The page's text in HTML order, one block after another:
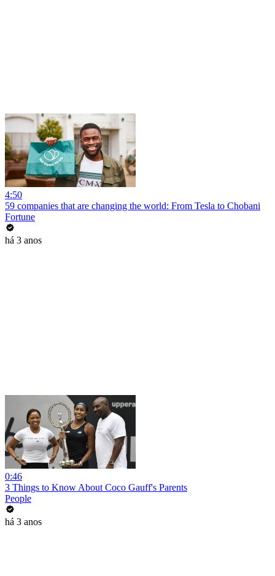
4:50
59 companies that are changing the world: From Tesla to Chobani
Fortune
há 3 anos
0:46
3 Things to Know About Coco Gauff's Parents
People
há 3 anos